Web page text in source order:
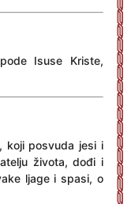
Isuse Kriste,
koji posvuda jesi i
života, dođi i
ljage i spasi, o